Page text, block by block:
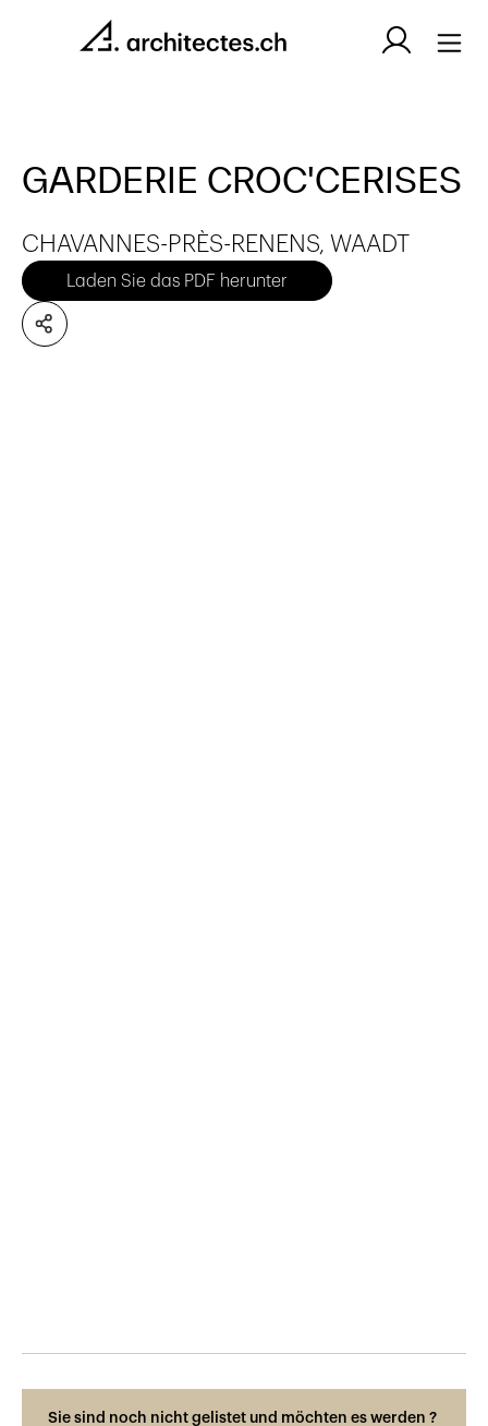
GARDERIE CROC'CERISES
CHAVANNES-PRÈS-RENENS, WAADT
Laden Sie das PDF herunter
Sie sind noch nicht gelistet und möchten es werden ?